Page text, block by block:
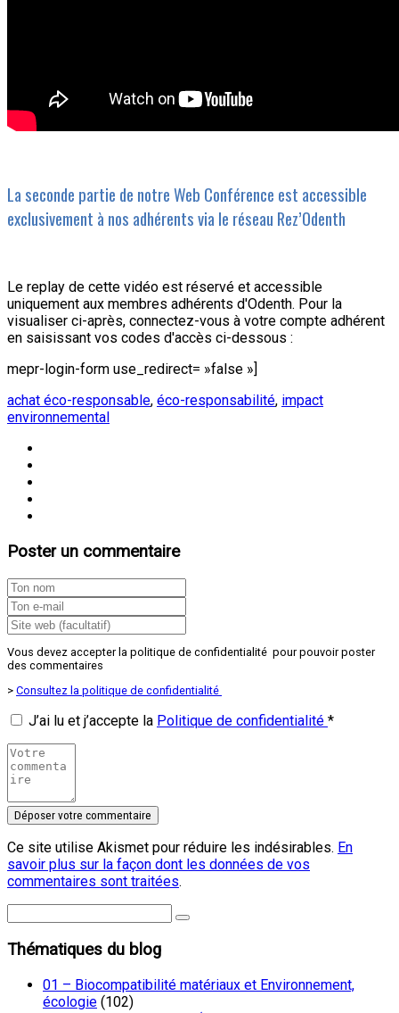
La seconde partie de notre Web Conférence est accessible
exclusivement à nos adhérents via le réseau Rez’Odenth
Le replay de cette vidéo est réservé et accessible
uniquement aux membres adhérents d'Odenth. Pour la
visualiser ci-après, connectez-vous à votre compte adhérent
en saisissant vos codes d'accès ci-dessous :
mepr-login-form use_redirect= »false »]
achat éco-responsable, éco-responsabilité, impact
environnemental
Poster un commentaire
Vous devez accepter la politique de confidentialité pour pouvoir poster
des commentaires
> Consultez la politique de confidentialité
J’ai lu et j’accepte la Politique de confidentialité *
Ce site utilise Akismet pour réduire les indésirables. En
savoir plus sur la façon dont les données de vos
commentaires sont traitées.
Thématiques du blog
01 – Biocompatibilité matériaux et Environnement,
écologie (102)